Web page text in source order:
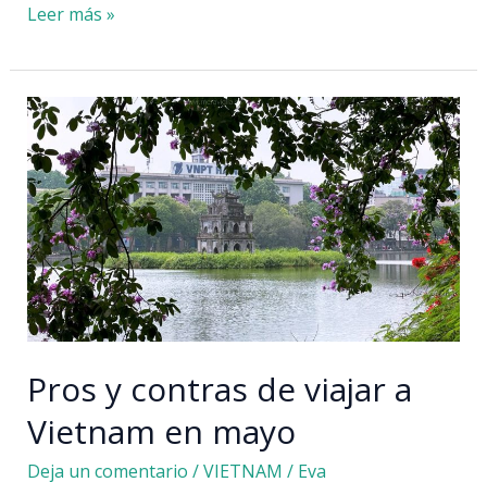
Qué
en
Hoi
An:
la
histórica
ciudad
multicultural
Leer más »
Pros y contras de viajar a
Vietnam en mayo
Deja un comentario /VIETNAM / Eva